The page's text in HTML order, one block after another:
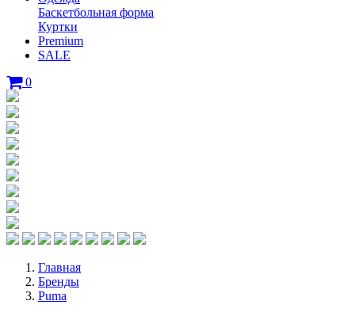
Баскетбольная форма
Куртки
Premium
SALE
0
Главная
Бренды
Puma